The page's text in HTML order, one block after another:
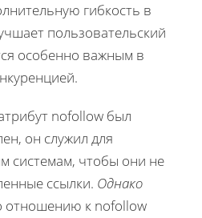
гибкость в
пользовательский
особенно важным в
nofollow был
он служил для
системам, чтобы они не
ссылки. Однако
отношению к nofollow